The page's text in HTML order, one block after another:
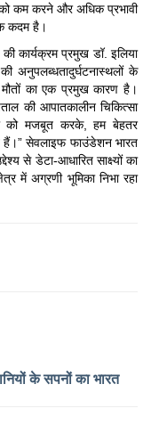
कम करने और अधिक प्रभावी
कदम है।
कार्यक्रम प्रमुख डॉ. इलिया
अनुपलब्धतादुर्घटनास्थलों के
का एक प्रमुख कारण है।
की आपातकालीन चिकित्सा
को मजबूत करके, हम बेहतर
हैं।” सेवलाइफ फाउंडेशन भारत
से डेटा-आधारित साक्ष्यों का
में अग्रणी भूमिका निभा रहा
के सपनों का भारत